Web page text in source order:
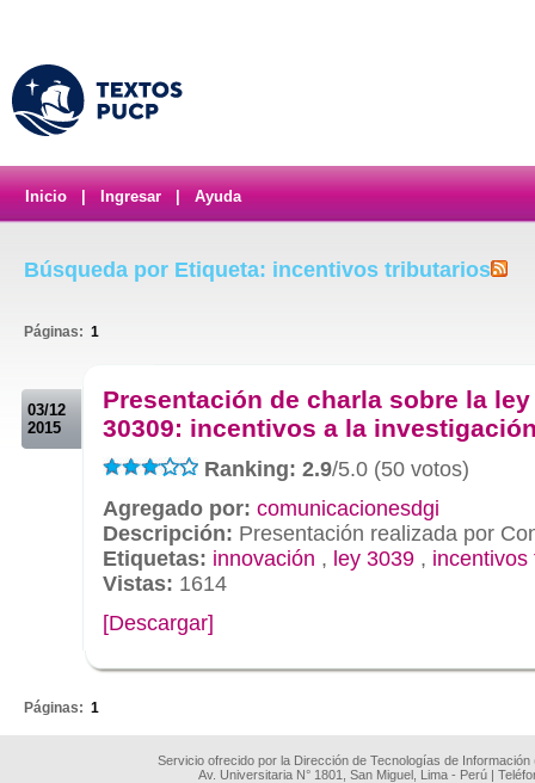
Inicio Ingresar Ayuda
Búsqueda por Etiqueta: incentivos tributarios
Páginas: 1
03/12
2015
Presentación de charla sobre la ley
30309: incentivos a la
Ranking: 2.9/5.0 (50 votos)
Agregado por: comunicacionesdgi
Descripción: Presentación realizada por
Etiquetas: innovación , ley 3039 , incentivos
Vistas: 1614
[Descargar]
Páginas: 1
Servicio ofrecido por la Dirección de Tecnologías de
Av. Universitaria N° 1801, San Miguel, Lima - Perú |